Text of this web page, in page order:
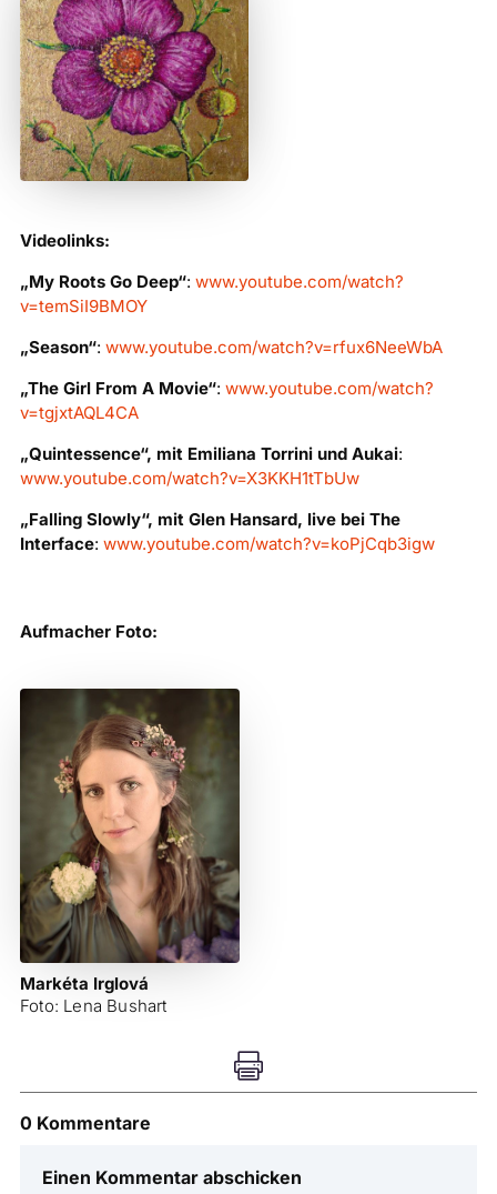
Videolinks:
„My Roots Go Deep“: www.youtube.com/watch?
v=temSiI9BMOY
„Season“: www.youtube.com/watch?v=rfux6NeeWbA
„The Girl From A Movie“: www.youtube.com/watch?
v=tgjxtAQL4CA
„Quintessence“, mit Emiliana Torrini und Aukai:
www.youtube.com/watch?v=X3KKH1tTbUw
„Falling Slowly“, mit Glen Hansard, live bei The
Interface: www.youtube.com/watch?v=koPjCqb3igw
Aufmacher Foto:
Markéta Irglová
Foto: Lena Bushart

0 Kommentare
Einen Kommentar abschicken